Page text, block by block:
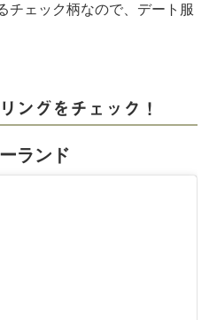
チェック柄なので、デート服
ングをチェック！
ランド